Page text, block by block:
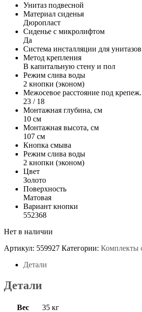
Унитаз подвесной
Материал сиденья
Дюропласт
Сиденье с микролифтом
Да
Система инсталляции для унитазов
Метод крепления
В капитальную стену и пол
Режим слива воды
2 кнопки (эконом)
Межосевое расстояние под
23 / 18
Монтажная глубина, см
10 см
Монтажная высота, см
107 см
Кнопка смыва
Режим слива воды
2 кнопки (эконом)
Цвет
Золото
Поверхность
Матовая
Вариант кнопки
552368
Нет в наличии
Артикул: 559927 Категории: Комплекты
Детали
Детали
Вес
35 кг